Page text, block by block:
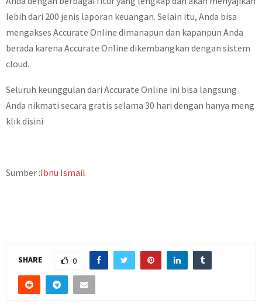
lebih dari 200 jenis laporan keuangan. Selain itu, Anda bisa
mengakses Accurate Online dimanapun dan kapanpun Anda
berada karena Accurate Online dikembangkan dengan sistem
cloud.
Seluruh keunggulan dari Accurate Online ini bisa langsung
Anda nikmati secara gratis selama 30 hari dengan hanya meng
klik disini
Sumber :Ibnu Ismail
SHARE 0